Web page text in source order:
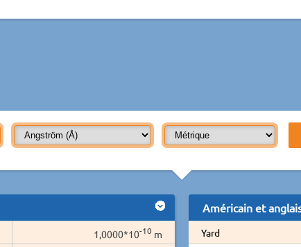
1,0000*10-10 m
Américain et
Yard